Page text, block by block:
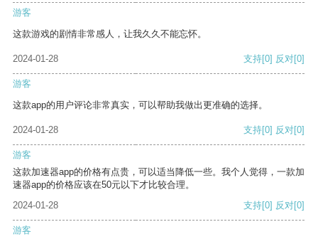
游客
这款游戏的剧情非常感人，让我久久不能忘怀。
2024-01-28 支持[0] 反对[0]
游客
这款app的用户评论非常真实，可以帮助我做出更准确的选择。
2024-01-28 支持[0] 反对[0]
游客
这款加速器app的价格有点贵，可以适当降低一些。我个人觉得，一款加
速器app的价格应该在50元以下才比较合理。
2024-01-28
支持[0] 反对[0]
游客